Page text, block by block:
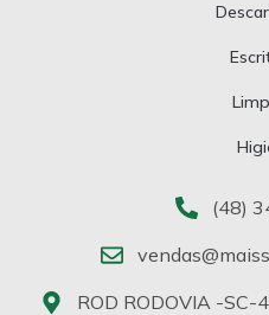
(48)
ROD RODOVIA -SC-